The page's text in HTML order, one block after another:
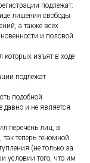
подлежат:
лишения свободы
а также всех
и половой
которых изъят в ходе
подлежат
подобной
давно и не является
перечень лиц, в
теперь геномной
(не только за
условии того, что им